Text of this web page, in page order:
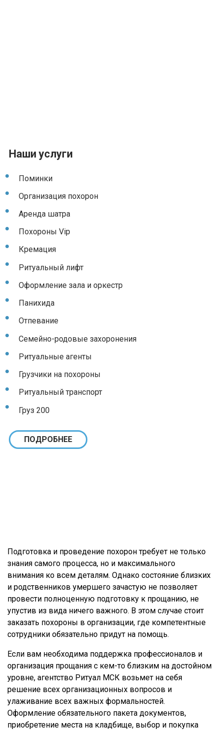
Наши услуги
Поминки
Организация похорон
Аренда шатра
Похороны Vip
Кремация
Ритуальный лифт
Оформление зала и оркестр
Панихида
Отпевание
Семейно-родовые захоронения
Ритуальные агенты
Грузчики на похороны
Ритуальный транспорт
Груз 200
ПОДРОБНЕЕ
Подготовка и проведение похорон требует не только
знания самого процесса, но и максимального
внимания ко всем деталям. Однако состояние близких
и родственников умершего зачастую не позволяет
провести полноценную подготовку к прощанию, не
упустив из вида ничего важного. В этом случае стоит
заказать похороны в организации, где компетентные
сотрудники обязательно придут на помощь.
Если вам необходима поддержка профессионалов и
организация прощания с кем-то близким на достойном
уровне, агентство Ритуал МСК возьмет на себя
решение всех организационных вопросов и
улаживание всех важных формальностей.
Оформление обязательного пакета документов,
приобретение места на кладбище, выбор и покупка